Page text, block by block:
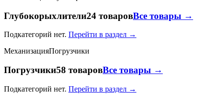
Глубокорыхлители24 товаровВсе товары →
Подкатегорий нет. Перейти в раздел →
МеханизацияПогрузчики
Погрузчики58 товаровВсе товары →
Подкатегорий нет. Перейти в раздел →